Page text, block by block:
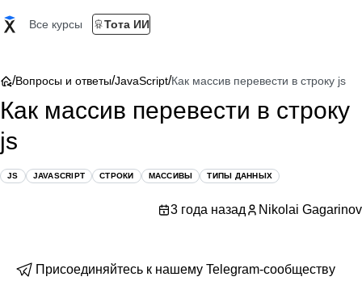
Все курсы Тота ИИ
/Вопросы и ответы/JavaScript/Как массив перевести в строку js
Как массив перевести в строку
js
JS JAVASCRIPT СТРОКИ МАССИВЫ ТИПЫ ДАННЫХ
3 года назад Nikolai Gagarinov
Присоединяйтесь к нашему Telegram-сообществу